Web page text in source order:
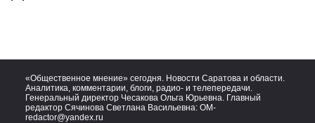
«Общественное мнение» сегодня. Новости Саратова и области.
Аналитика, комментарии, блоги, радио- и телепередачи.
Генеральный директор Чесакова Ольга Юрьевна. Главный
редактор Сячинова Светлана Васильевна: OM-
redactor@yandex.ru